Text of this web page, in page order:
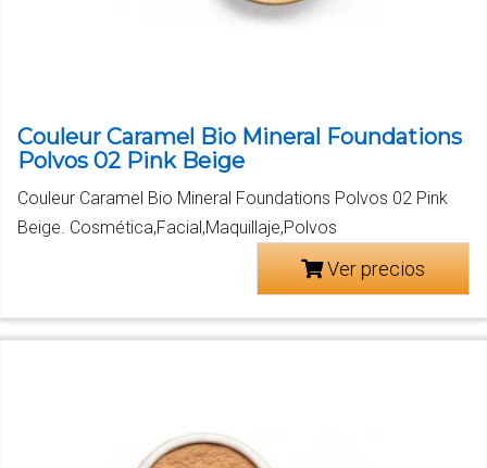
Couleur Caramel Bio Mineral Foundations
Polvos 02 Pink Beige
Couleur Caramel Bio Mineral Foundations Polvos 02 Pink
Beige. Cosmética,Facial,Maquillaje,Polvos
Ver precios